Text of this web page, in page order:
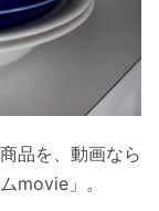
品を、動画なら
movie」。